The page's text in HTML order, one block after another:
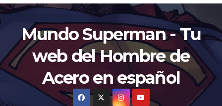
Mundo Superman - Tu
web del Hombre de
Acero en español